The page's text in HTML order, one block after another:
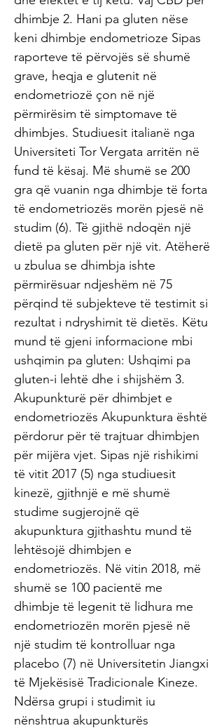
dhimbje 2. Hani pa gluten nëse
keni dhimbje endometrioze Sipas
raporteve të përvojës së shumë
grave, heqja e glutenit në
endometriozë çon në një
përmirësim të simptomave të
dhimbjes. Studiuesit italianë nga
Universiteti Tor Vergata arritën në
fund të kësaj. Më shumë se 200
gra që vuanin nga dhimbje të forta
të endometriozës morën pjesë në
studim (6). Të gjithë ndoqën një
dietë pa gluten për një vit. Atëherë
u zbulua se dhimbja ishte
përmirësuar ndjeshëm në 75
përqind të subjekteve të testimit si
rezultat i ndryshimit të dietës. Këtu
mund të gjeni informacione mbi
ushqimin pa gluten: Ushqimi pa
gluten-i lehtë dhe i shijshëm 3.
Akupunkturë për dhimbjet e
endometriozës Akupunktura është
përdorur për të trajtuar dhimbjen
për mijëra vjet. Sipas një rishikimi
të vitit 2017 (5) nga studiuesit
kinezë, gjithnjë e më shumë
studime sugjerojnë që
akupunktura gjithashtu mund të
lehtësojë dhimbjen e
endometriozës. Në vitin 2018, më
shumë se 100 pacientë me
dhimbje të legenit të lidhura me
endometriozën morën pjesë në
një studim të kontrolluar nga
placebo (7) në Universitetin Jiangxi
të Mjekësisë Tradicionale Kineze.
Ndërsa grupi i studimit iu
nënshtrua akupunkturës